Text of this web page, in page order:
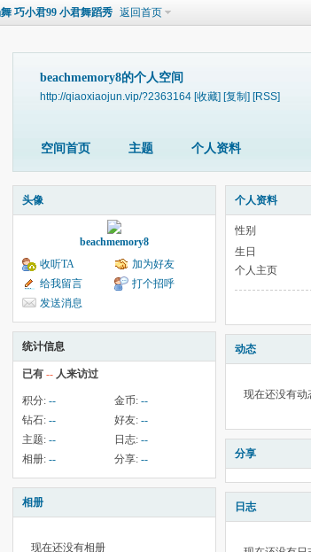
巧小君99 小君舞蹈秀 返回首页
beachmemory8的个人空间
http://qiaoxiaojun.vip/?2363164 [收藏] [复制] [RSS]
空间首页 主题 个人资料
头像
beachmemory8
收听TA
加为好友
给我留言
打个招呼
发送消息
统计信息
已有 -- 人来访过
积分: -- 金币: --
钻石: -- 好友: --
主题: -- 日志: --
相册: -- 分享: --
相册
现在还没有相册
个人资料
性别
生日
个人主页
动态
现在还没有动
分享
日志